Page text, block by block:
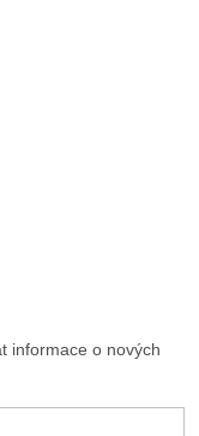
informace o nových